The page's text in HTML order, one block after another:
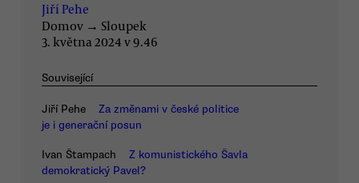
Jiří Pehe
Domov → Sloupek
3. května 2024 v 9.46
Související
Jiří Pehe
Za změnami v české politice
je i generační posun
Ivan Štampach
Z komunistického Šavla
demokratický Pavel?